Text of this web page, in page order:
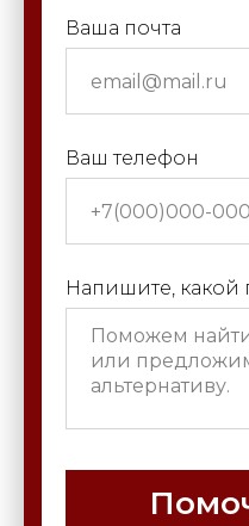
Ваша почта
Ваш телефон
Напишите, какой